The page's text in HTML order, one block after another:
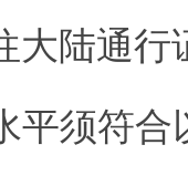
陆通行
平须符合